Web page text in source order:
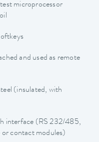
microprocessor
and used as remote
(insulated, with
interface (RS 232/485,
contact modules)